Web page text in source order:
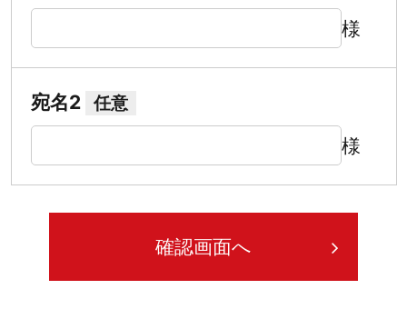
様
宛名2 任意
様